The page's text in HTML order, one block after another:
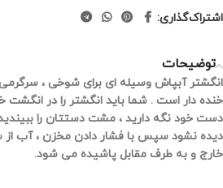
اشتراک‌گذاری:
توضیحات
انگشتر آبپاش وسیله ای برای شوخی ،
خنده دار است . شما باید انگشتر را در
دست خود نگه دارید ، مشت دستتان را
دیده نشود سپس با فشار دادن مخزن ، آب از
خارج و به طرف مقابل پاشیده می شود.